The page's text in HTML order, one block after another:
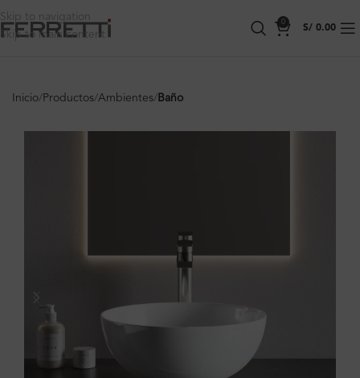
Skip to navigation
Skip to main content
0
S/ 0.00
Inicio Productos Ambientes Baño